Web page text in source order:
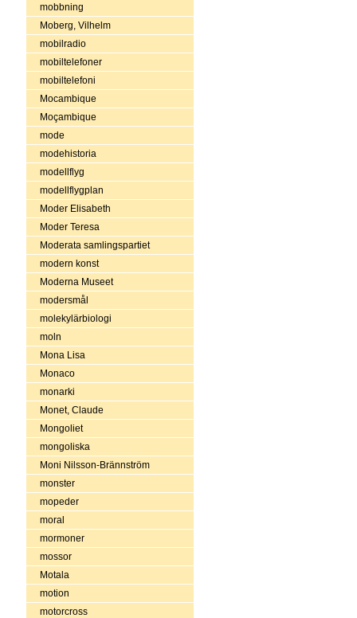
mobbning
Moberg, Vilhelm
mobilradio
mobiltelefoner
mobiltelefoni
Mocambique
Moçambique
mode
modehistoria
modellflyg
modellflygplan
Moder Elisabeth
Moder Teresa
Moderata samlingspartiet
modern konst
Moderna Museet
modersmål
molekylärbiologi
moln
Mona Lisa
Monaco
monarki
Monet, Claude
Mongoliet
mongoliska
Moni Nilsson-Brännström
monster
mopeder
moral
mormoner
mossor
Motala
motion
motorcross